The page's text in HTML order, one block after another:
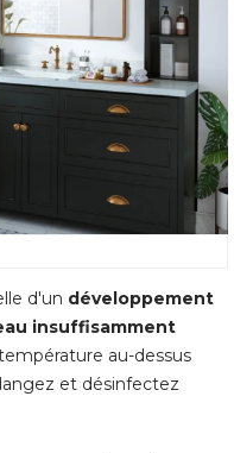
d'un développement
insuffisamment
au-dessus
et désinfectez